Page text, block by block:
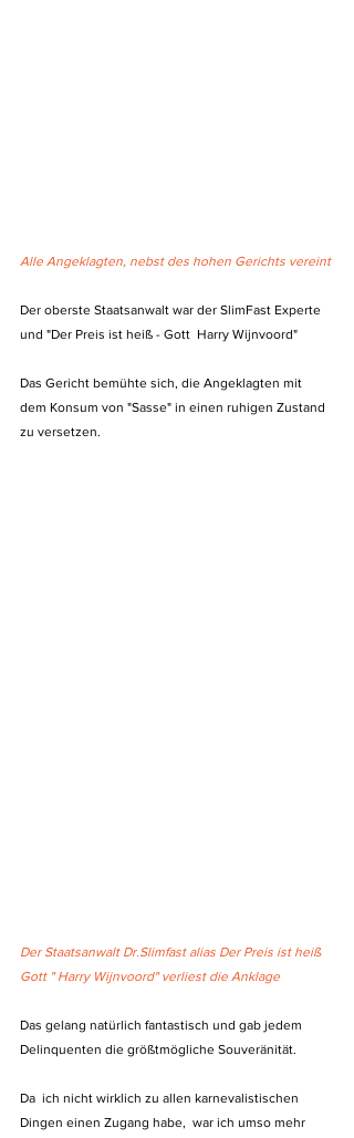
Alle Angeklagten, nebst des hohen Gerichts vereint
Der oberste Staatsanwalt war der SlimFast Experte
und "Der Preis ist heiß - Gott  Harry Wijnvoord"
Das Gericht bemühte sich, die Angeklagten mit
dem Konsum von "Sasse" in einen ruhigen Zustand
zu versetzen.
Der Staatsanwalt Dr.Slimfast alias Der Preis ist heiß
Gott " Harry Wijnvoord" verliest die Anklage
Das gelang natürlich fantastisch und gab jedem
Delinquenten die größtmögliche Souveränität.
Da  ich nicht wirklich zu allen karnevalistischen
Dingen einen Zugang habe,  war ich umso mehr